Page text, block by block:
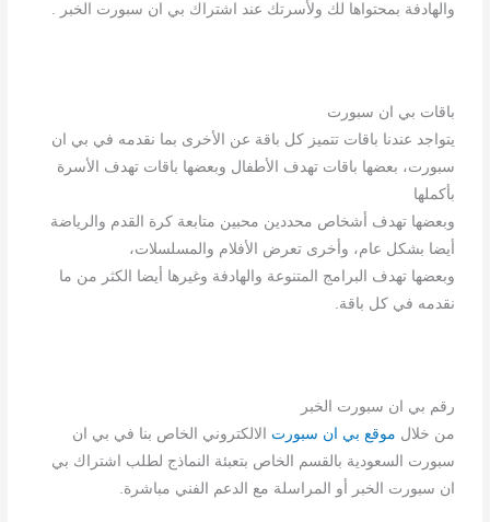
والهادفة بمحتواها لك ولأسرتك عند اشتراك بي ان سبورت الخبر .
باقات بي ان سبورت
يتواجد عندنا باقات تتميز كل باقة عن الأخرى بما نقدمه في بي ان
سبورت، بعضها باقات تهدف الأطفال وبعضها باقات تهدف الأسرة
بأكملها
وبعضها تهدف أشخاص محددين محبين متابعة كرة القدم والرياضة
أيضا بشكل عام، وأخرى تعرض الأفلام والمسلسلات،
وبعضها تهدف البرامج المتنوعة والهادفة وغيرها أيضا الكثر من ما
نقدمه في كل باقة.
رقم بي ان سبورت الخبر
من خلال موقع بي ان سبورت الالكتروني الخاص بنا في بي ان
سبورت السعودية بالقسم الخاص بتعبئة النماذج لطلب اشتراك بي
ان سبورت الخبر أو المراسلة مع الدعم الفني مباشرة.